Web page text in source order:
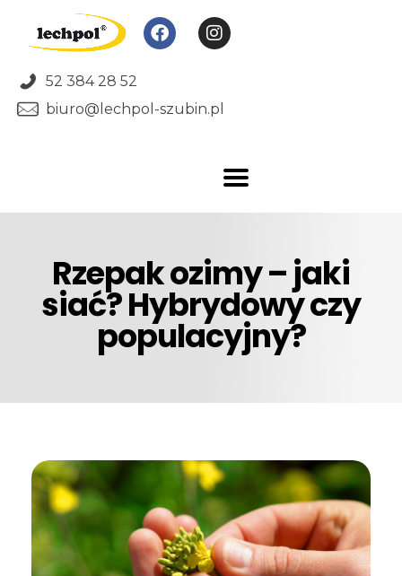
52 384 28 52
biuro@lechpol-szubin.pl
Rzepak ozimy – jaki
siać? Hybrydowy czy
populacyjny?